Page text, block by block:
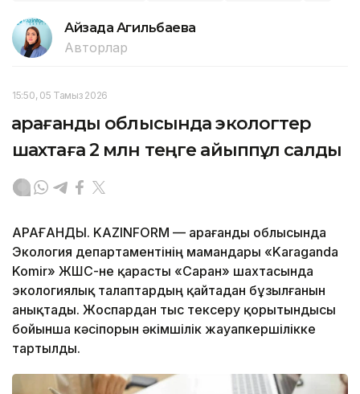
Айзада Агильбаева
Авторлар
15:50, 05 Тамыз 2026
Қарағанды облысында экологтер
шахтаға 2 млн теңге айыппұл салды
ҚАРАҒАНДЫ. KAZINFORM — Қарағанды облысында
Экология департаментінің мамандары «Karaganda
Komir» ЖШС-не қарасты «Саран» шахтасында
экологиялық талаптардың қайтадан бұзылғанын
анықтады. Жоспардан тыс тексеру қорытындысы
бойынша кәсіпорын әкімшілік жауапкершілікке
тартылды.